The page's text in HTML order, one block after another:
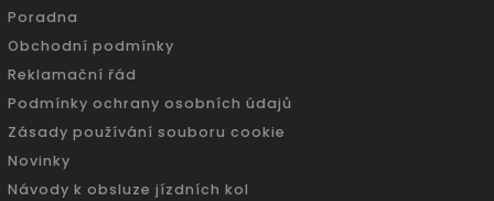
Poradna
Obchodní podmínky
Reklamační řád
Podmínky ochrany osobních údajů
Zásady používání souboru cookie
Novinky
Návody k obsluze jízdních kol